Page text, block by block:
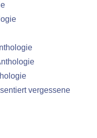
vergessene